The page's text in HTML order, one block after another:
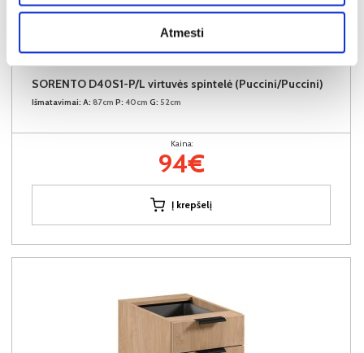
Atmesti
NAUJIENA YRA SANDĖLYJE
SORENTO D40S1-P/L virtuvės spintelė (Puccini/Puccini)
Išmatavimai: A: 87cm P: 40cm G: 52cm
Kaina:
94€
Į krepšelį